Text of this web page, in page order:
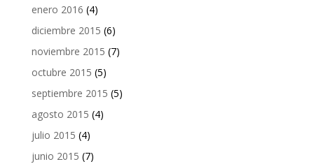
enero 2016 (4)
diciembre 2015 (6)
noviembre 2015 (7)
octubre 2015 (5)
septiembre 2015 (5)
agosto 2015 (4)
julio 2015 (4)
junio 2015 (7)